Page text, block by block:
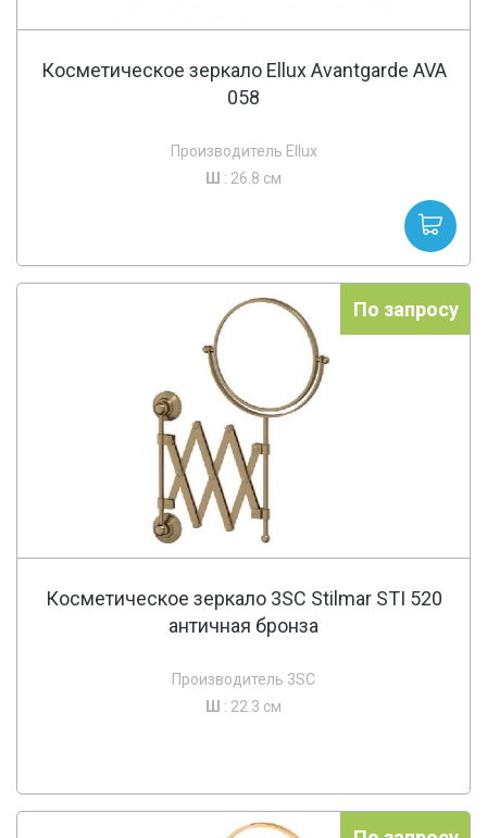
Косметическое зеркало Ellux Avantgarde AVA
058
Производитель Ellux
Ш : 26.8 см
По запросу
Косметическое зеркало 3SC Stilmar STI 520
античная бронза
Производитель 3SC
Ш : 22.3 см